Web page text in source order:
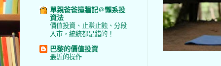
單親爸爸撞牆記@懶系投
資法
價值投資、止賺止蝕、分段
入市，統統都是錯的！
巴黎的價值投資
最近的操作